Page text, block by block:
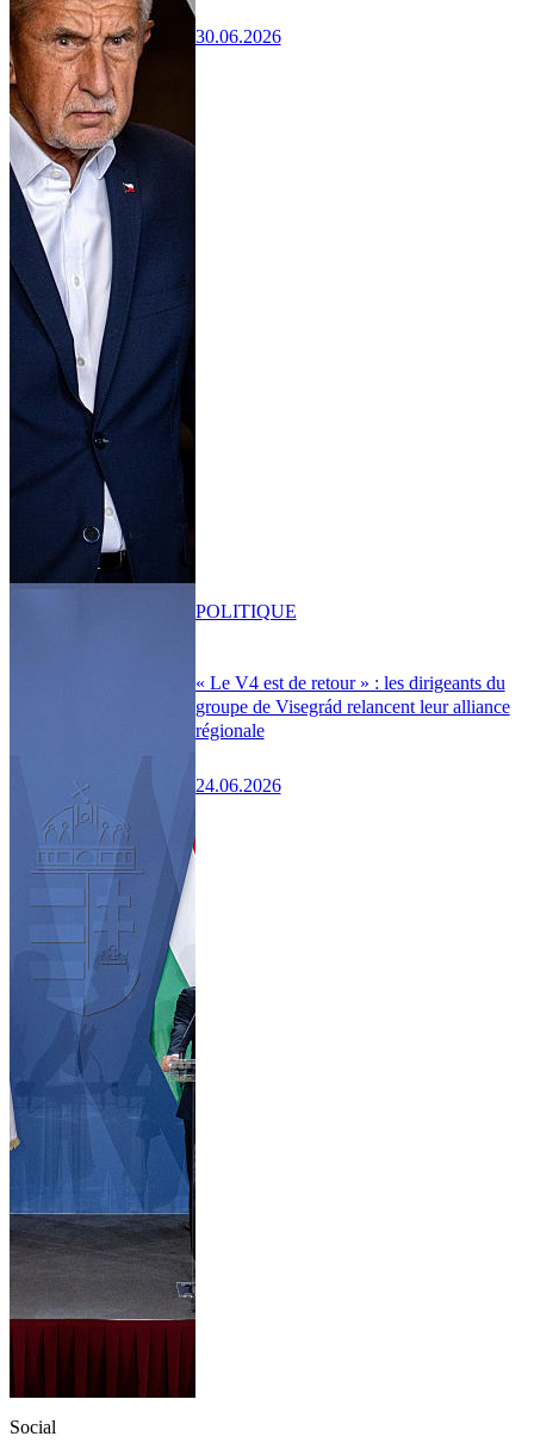
30.06.2026
« Le V4 est de retour » : les dirigeants du
groupe de Visegrád relancent leur alliance
régionale
24.06.2026
POLITIQUE
Social